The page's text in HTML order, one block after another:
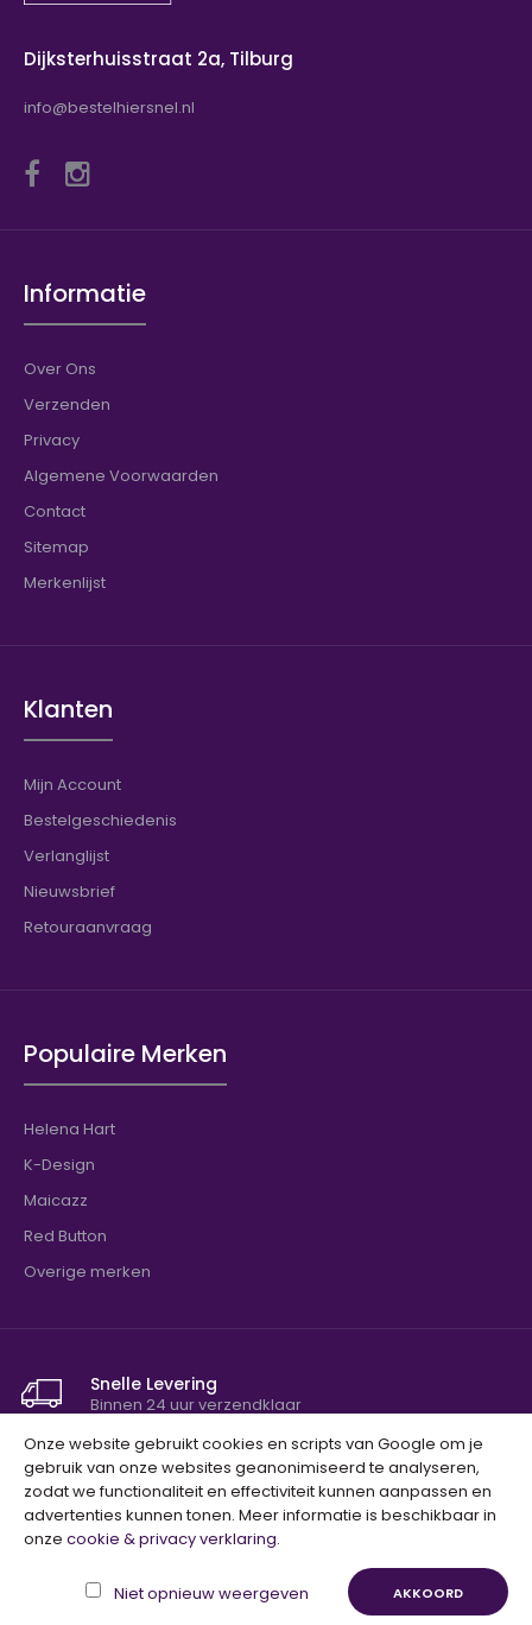
Onze website gebruikt cookies en scripts van Google om je
gebruik van onze websites geanonimiseerd te analyseren,
zodat we functionaliteit en effectiviteit kunnen aanpassen en
advertenties kunnen tonen. Meer informatie is beschikbaar in
onze cookie & privacy verklaring.
Niet opnieuw weergeven AKKOORD
Dijksterhuisstraat 2a, Tilburg
info@bestelhiersnel.nl
Informatie
Over Ons
Verzenden
Privacy
Algemene Voorwaarden
Contact
Sitemap
Merkenlijst
Klanten
Mijn Account
Bestelgeschiedenis
Verlanglijst
Nieuwsbrief
Retouraanvraag
Populaire Merken
Helena Hart
K-Design
Maicazz
Red Button
Overige merken
Snelle Levering
Binnen 24 uur verzendklaar
Niet tevreden? Geld terug!
100% tevredenheidsgarantie
Copyright © 2023, BestelHierSnel.nl, Alle Rechten
Voorbehouden. Ontwerp doorUnfolded.